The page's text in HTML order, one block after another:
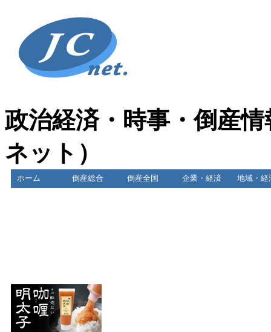
政治経済・時事・倒産
ネット）
ホーム 倒産総合 倒産全国 企業・経済 地域・経